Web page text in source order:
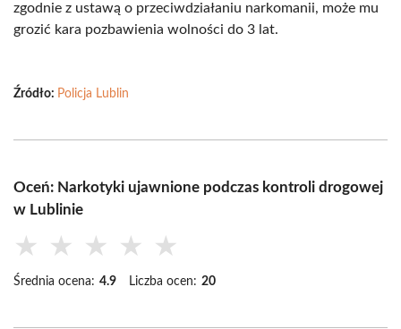
zgodnie z ustawą o przeciwdziałaniu narkomanii, może mu
grozić kara pozbawienia wolności do 3 lat.
Źródło: Policja Lublin
Oceń: Narkotyki ujawnione podczas kontroli drogowej
w Lublinie
★ ★ ★ ★ ★
Średnia ocena: 4.9 Liczba ocen: 20